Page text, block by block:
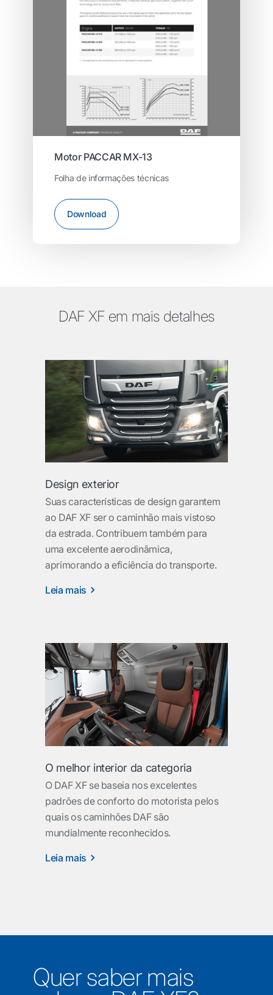
Motor PACCAR MX-13
Folha de informações técnicas
Download
DAF XF em mais detalhes
Design exterior
Suas características de design garantem
ao DAF XF ser o caminhão mais vistoso
da estrada. Contribuem também para
uma excelente aerodinâmica,
aprimorando a eficiência do transporte.
Leia mais
O melhor interior da categoria
O DAF XF se baseia nos excelentes
padrões de conforto do motorista pelos
quais os caminhões DAF são
mundialmente reconhecidos.
Leia mais
Quer saber mais